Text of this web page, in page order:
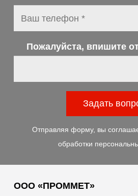
Пожалуйста, впишите
Задать
Отправляя форму, вы
обработки
ООО «ПРОММЕТ»